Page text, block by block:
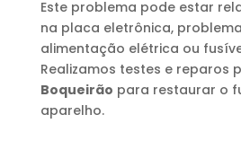
Este problema pode estar
na placa eletrônica,
alimentação elétrica ou
Realizamos testes e reparos
Boqueirão para restaurar o
aparelho.